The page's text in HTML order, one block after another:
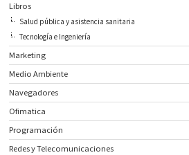
Libros
Salud pública y asistencia sanitaria
Tecnología e Ingeniería
Marketing
Medio Ambiente
Navegadores
Ofimatica
Programación
Redes y Telecomunicaciones